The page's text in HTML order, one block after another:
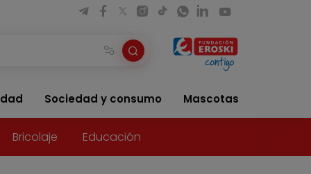
Sociedad y consumo Mascotas
Bricolaje Educación